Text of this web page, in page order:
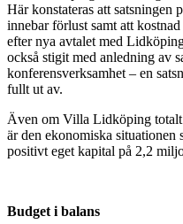
Här konstateras att satsningen
innebar förlust samt att
efter nya avtalet med
också stigit med anledning av
konferensverksamhet – en
fullt ut av.
Även om Villa Lidköping
är den ekonomiska
positivt eget kapital på 2,2
Budget i balans